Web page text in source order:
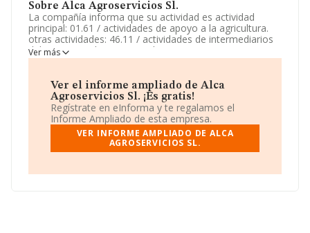
Sobre Alca Agroservicios Sl.
La compañía informa que su actividad es actividad
principal: 01.61 / actividades de apoyo a la agricultura.
otras actividades: 46.11 / actividades de intermediarios
del comercio al por mayor de materias primas agrarias,
animales vivos, materias primas textiles y productos
43.24 / ot. La empresa es una Sociedad Limitada. Su
CNAE corresponde a 0161 con código 'Actividades de
apoyo a la agricultura'. La compañía no tiene actividad
en mercados exteriores.
La sociedad españolaAlca Agroservicios S.L
B26924852, tiene domicilio fiscal en Calle Eras De Abajo
Salamanca, Castilla-león.
Ver más
Ver el informe ampliado de Alca
Agroservicios Sl. ¡Es gratis!
Regístrate en eInforma y te regalamos el
Informe Ampliado de esta empresa.
VER INFORME AMPLIADO DE ALCA
AGROSERVICIOS SL.